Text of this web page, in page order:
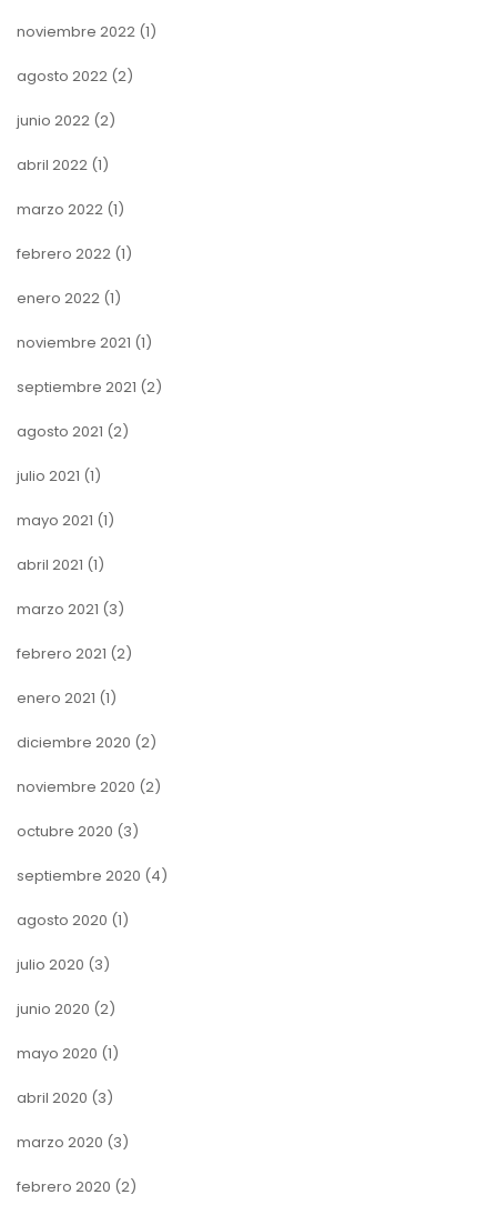
noviembre 2022 (1)
agosto 2022 (2)
junio 2022 (2)
abril 2022 (1)
marzo 2022 (1)
febrero 2022 (1)
enero 2022 (1)
noviembre 2021 (1)
septiembre 2021 (2)
agosto 2021 (2)
julio 2021 (1)
mayo 2021 (1)
abril 2021 (1)
marzo 2021 (3)
febrero 2021 (2)
enero 2021 (1)
diciembre 2020 (2)
noviembre 2020 (2)
octubre 2020 (3)
septiembre 2020 (4)
agosto 2020 (1)
julio 2020 (3)
junio 2020 (2)
mayo 2020 (1)
abril 2020 (3)
marzo 2020 (3)
febrero 2020 (2)